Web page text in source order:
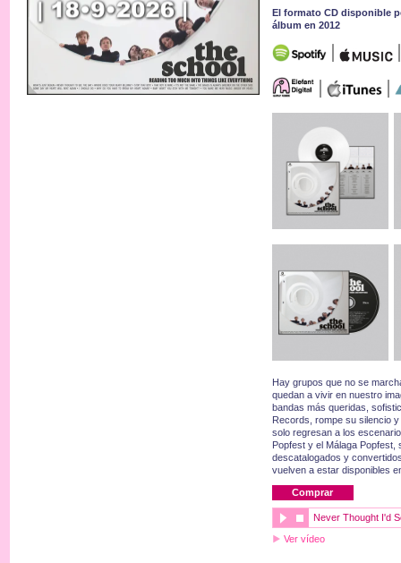
El formato CD disponible
álbum en 2012
Hay grupos que no se
quedan a vivir en nuestro
bandas más queridas,
Records, rompe su silencio
solo regresan a los
Popfest y el Málaga
descatalogados y
vuelven a estar disponibles
Comprar
Never Thought I'd
Ver vídeo